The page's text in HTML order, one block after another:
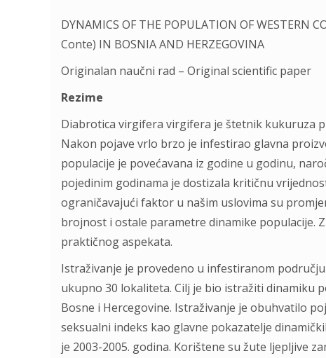
DYNAMICS OF THE POPULATION OF
Conte) IN BOSNIA AND HERZEGOVINA
Originalan naučni rad – Original scientific paper
Rezime
Diabrotica virgifera virgifera je štetnik kukuruza
Nakon pojave vrlo brzo je infestirao glavna
populacije je povećavana iz godine u godinu,
pojedinim godinama je dostizala kritičnu
ograničavajući faktor u našim uslovima su
brojnost i ostale parametre dinamike populacije.
praktičnog aspekata.
Istraživanje je provedeno u infestiranom
ukupno 30 lokaliteta. Cilj je bio istražiti dinamiku
Bosne i Hercegovine. Istraživanje je obuhvatilo
seksualni indeks kao glavne pokazatelje
je 2003-2005. godina. Korištene su žute ljepljive